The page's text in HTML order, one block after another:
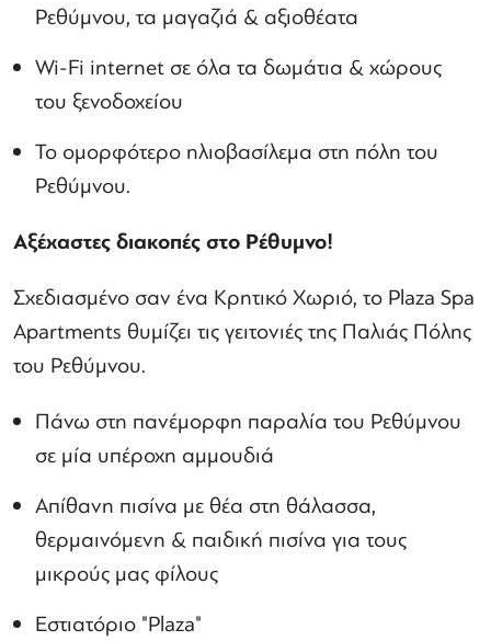
Ρεθύμνου, τα μαγαζιά & αξιοθέατα
Wi-Fi internet σε όλα τα δωμάτια & χώρους
του ξενοδοχείου
Το ομορφότερο ηλιοβασίλεμα στη πόλη του
Ρεθύμνου.
Αξέχαστες διακοπές στο Ρέθυμνο!
Σχεδιασμένο σαν ένα Κρητικό Χωριό, το Plaza Spa
Apartments θυμίζει τις γειτονιές της Παλιάς Πόλης
του Ρεθύμνου.
Πάνω στη πανέμορφη παραλία του Ρεθύμνου
σε μία υπέροχη αμμουδιά
Απίθανη πισίνα με θέα στη θάλασσα,
θερμαινόμενη & παιδική πισίνα για τους
μικρούς μας φίλους
Εστιατόριο "Plaza"